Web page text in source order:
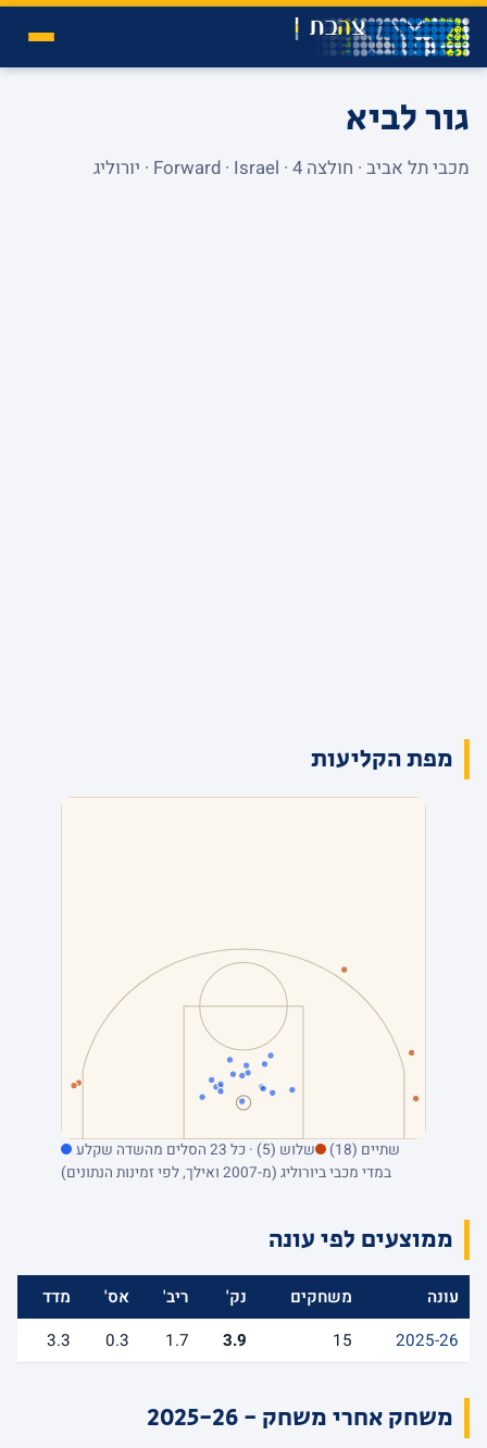
גור לביא
מכבי תל אביב · חולצה 4 · Forward · Israel · יורוליג
מפת הקליעות
שתיים (18)
שלוש (5) · כל 23 הסלים מהשדה שקלע
במדי מכבי ביורוליג (מ-2007 ואילך, לפי זמינות הנתונים)
ממוצעים לפי עונה
עונה משחקים נק' ריב' אס'
מדד
2025-26
15
3.9
1.7
0.3
3.3
משחק אחרי משחק - 2025-26